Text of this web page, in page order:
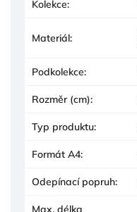
Kolekce:
Materiál:
Podkolekce:
Rozměr (cm):
Typ produktu:
Formát A4:
Odepínací popruh: